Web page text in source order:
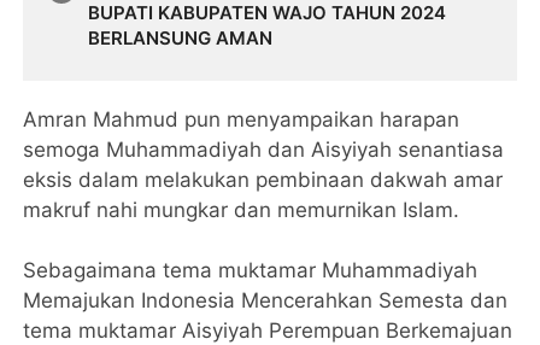
BUPATI KABUPATEN WAJO TAHUN 2024
BERLANSUNG AMAN
Amran Mahmud pun menyampaikan harapan
semoga Muhammadiyah dan Aisyiyah senantiasa
eksis dalam melakukan pembinaan dakwah amar
makruf nahi mungkar dan memurnikan Islam.
Sebagaimana tema muktamar Muhammadiyah
Memajukan Indonesia Mencerahkan Semesta dan
tema muktamar Aisyiyah Perempuan Berkemajuan